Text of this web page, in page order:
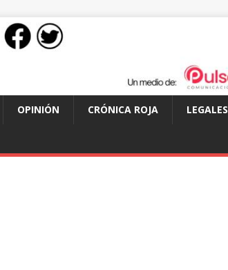
OPINIÓN CRÓNICA ROJA LEGALES